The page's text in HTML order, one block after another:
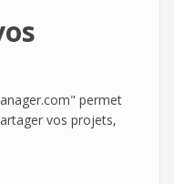
permet
vos projets,